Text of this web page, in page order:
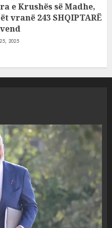
e Krushës së Madhe,
vranë 243 SHQIPTARË
2025